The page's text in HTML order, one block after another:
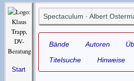
Start
Spectaculum · Albert
Bände Autoren
Titelsuche
Hinweise